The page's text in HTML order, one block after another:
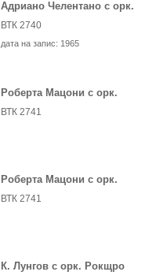
Адриано Челентано с орк.
ВТК 2740
дата на запис: 1965
Роберта Мацони с орк.
ВТК 2741
Роберта Мацони с орк.
ВТК 2741
К. Лунгов с орк. Рокщро